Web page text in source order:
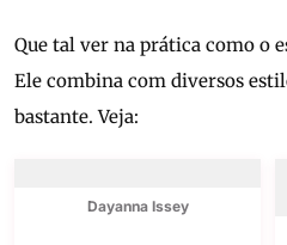
Que tal ver na prática como o
Ele combina com diversos
bastante. Veja:
Dayanna Issey